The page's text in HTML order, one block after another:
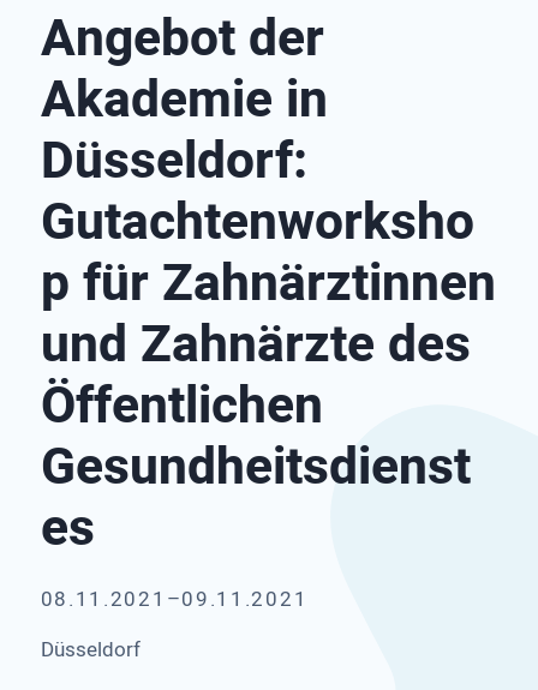
Angebot der
Akademie in
Düsseldorf:
Gutachtenworksho
p für Zahnärztinnen
und Zahnärzte des
Öffentlichen
Gesundheitsdienst
es
08.11.2021–09.11.2021
Düsseldorf